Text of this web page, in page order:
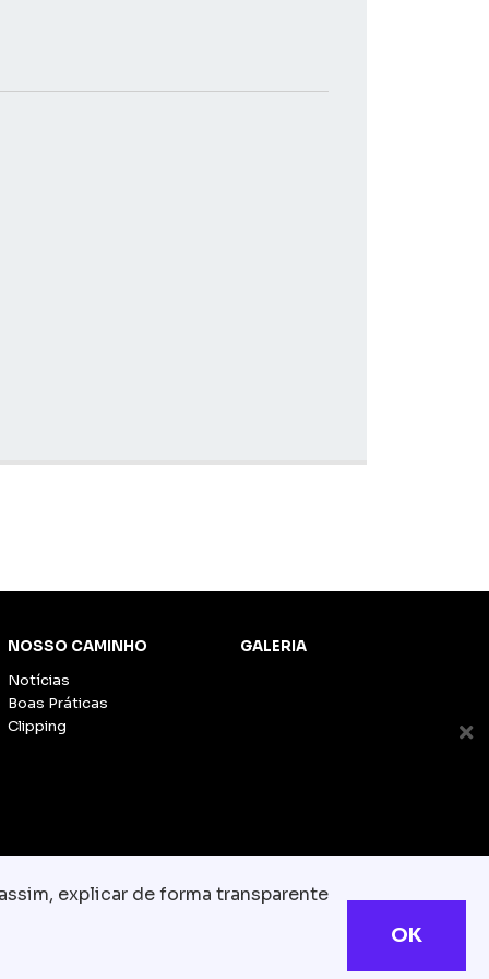
NOSSO CAMINHO
Notícias
Boas Práticas
Clipping
GALERIA
explicar de forma transparente
OK